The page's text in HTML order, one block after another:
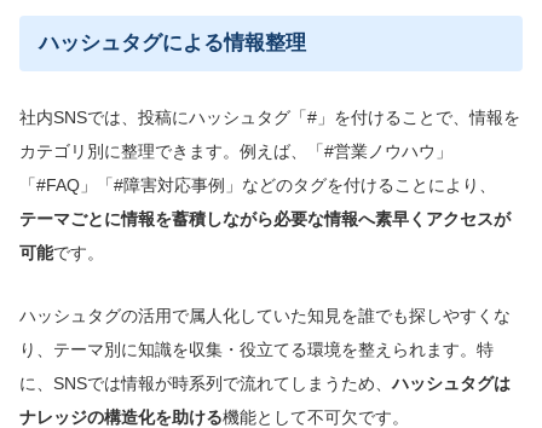
ハッシュタグによる情報整理
社内SNSでは、投稿にハッシュタグ「#」を付けることで、情報を
カテゴリ別に整理できます。例えば、「#営業ノウハウ」
「#FAQ」「#障害対応事例」などのタグを付けることにより、
テーマごとに情報を蓄積しながら必要な情報へ素早くアクセスが
可能です。
ハッシュタグの活用で属人化していた知見を誰でも探しやすくな
り、テーマ別に知識を収集・役立てる環境を整えられます。特
に、SNSでは情報が時系列で流れてしまうため、ハッシュタグは
ナレッジの構造化を助ける機能として不可欠です。